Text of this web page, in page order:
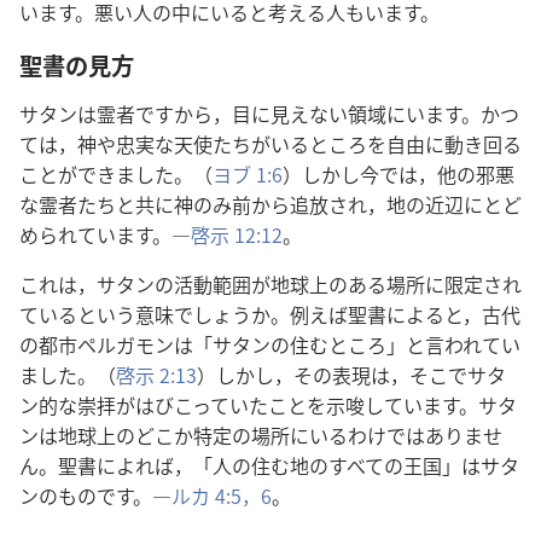
い​ます。悪い​人​の​中​に​いる​と​考える​人​も​い​ます。
聖書​の​見方
サタン​は​霊者​です​から，目​に​見え​ない​領域​に​い​ます。かつ
て​は，神​や​忠実​な​天使​たち​が​いる​ところ​を​自由​に​動き回る​
こと​が​でき​まし​た。（ヨブ 1:6）しかし​今​で​は，他​の​邪悪​
な​霊者​たち​と​共​に​神​の​み前​から​追放​さ​れ，地​の​近辺​に​とど
め​られ​て​い​ます。―啓示 12:12。
これ​は，サタン​の​活動​範囲​が​地球​上​の​ある​場所​に​限定​さ​れ​
て​いる​と​いう​意味​でしょ​う​か。例えば​聖書​に​よる​と，古代​
の​都市​ペルガモン​は「サタン​の​住む​ところ」と​言わ​れ​て​い​
まし​た。（啓示 2:13）しかし，その​表現​は，そこで​サタ
ン​的​な​崇拝​が​はびこっ​て​い​た​こと​を​示唆​し​て​い​ます。サタ
ン​は​地球​上​の​どこ​か​特定​の​場所​に​いる​わけ​で​は​あり​ませ​
ん。聖書​に​よれ​ば，「人​の​住む​地​の​すべて​の​王国」は​サタ
ン​の​もの​です。―ルカ 4:5，6。